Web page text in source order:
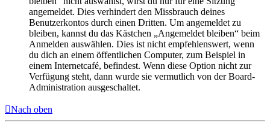
angemeldet. Dies verhindert den Missbrauch deines
Benutzerkontos durch einen Dritten. Um angemeldet zu
bleiben, kannst du das Kästchen „Angemeldet bleiben“ beim
Anmelden auswählen. Dies ist nicht empfehlenswert, wenn
du dich an einem öffentlichen Computer, zum Beispiel in
einem Internetcafé, befindest. Wenn diese Option nicht zur
Verfügung steht, dann wurde sie vermutlich von der Board-
Administration ausgeschaltet.
Nach oben